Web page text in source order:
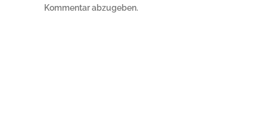
Kommentar abzugeben.